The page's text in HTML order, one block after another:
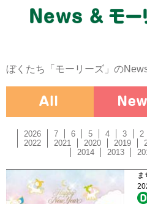
ぼくたち「モーリーズ」の
2026 7 6 5 4 3 2
2022
2021 2020 2019
2014
2013
ま